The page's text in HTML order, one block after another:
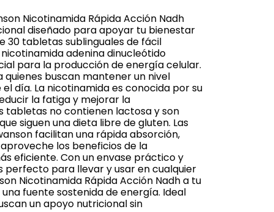
Nicotinamida Rápida Acción Nadh
diseñado para apoyar tu bienestar
30 tabletas sublinguales de fácil
adenina dinucleótido
para la producción de energía celular.
buscan mantener un nivel
día. La nicotinamida es conocida por su
la fatiga y mejorar la
tabletas no contienen lactosa y son
siguen una dieta libre de gluten. Las
facilitan una rápida absorción,
los beneficios de la
eficiente. Con un envase práctico y
perfecto para llevar y usar en cualquier
Nicotinamida Rápida Acción Nadh a tu
fuente sostenida de energía. Ideal
un apoyo nutricional sin